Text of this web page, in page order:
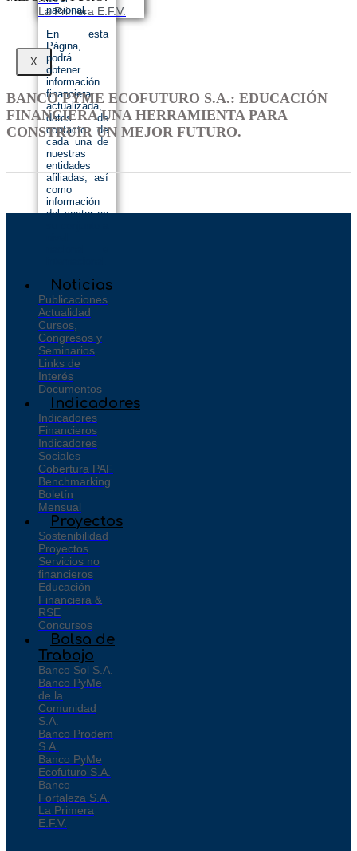
La Primera E.F.V.
X
nacional.
En esta
Página,
podrá
obtener
información
financiera
actualizada,
datos de
contacto de
cada una de
nuestras
entidades
afiliadas, así
como
información
del sector en
Noticias
Publicaciones
Actualidad
Cursos,
Congresos y
Seminarios
Links de
Interés
Documentos
Indicadores
Indicadores
Financieros
Indicadores
Sociales
Cobertura PAF
Benchmarking
Boletín
Mensual
Proyectos
Sostenibilidad
Proyectos
Servicios no
financieros
Educación
Financiera &
RSE
Concursos
Bolsa de
Trabajo
Banco Sol S.A.
Banco PyMe
de la
Comunidad
S.A.
Banco Prodem
S.A.
Banco PyMe
Ecofuturo S.A.
Banco
Fortaleza S.A.
La Primera
E.F.V.
BANCO PYME ECOFUTURO S.A.: EDUCACIÓN
FINANCIERA UNA HERRAMIENTA PARA
CONSTRUIR UN MEJOR FUTURO.